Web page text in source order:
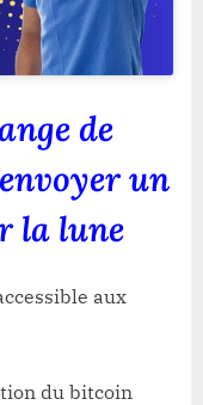
de
un
la lune
aux
du bitcoin